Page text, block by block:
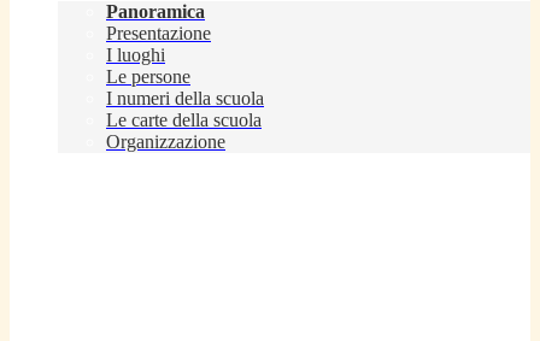
Panoramica
Presentazione
I luoghi
Le persone
I numeri della scuola
Le carte della scuola
Organizzazione